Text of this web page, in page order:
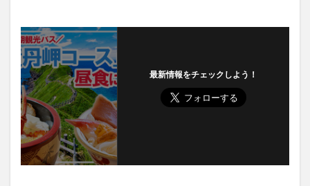
最新情報をチェックしよう！